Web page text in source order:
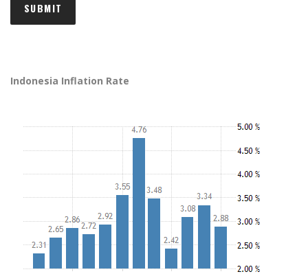
Indonesia Inflation Rate